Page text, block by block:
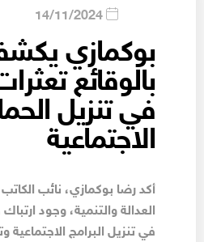
14/11/2024
بوكمازي
بالوقائع
في تنزيل
الاجتماعية
أكد رضا بوكمازي، نائب
العدالة والتنمية، وجود
في تنزيل البرامج الاجتماعية